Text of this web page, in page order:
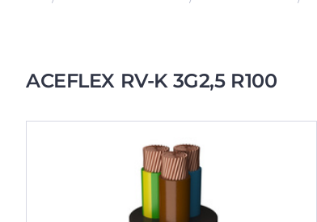
ACEFLEX RV-K 3G2,5 R100